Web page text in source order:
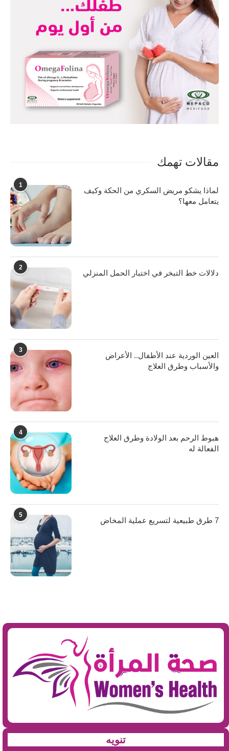
مقالات تهمك
1
لماذا يشكو مريض السكري من الحكة وكيف
يتعامل معها؟
2
دلالات خط التبخر في اختبار الحمل المنزلي
3
العين الوردية عند الأطفال.. الأعراض
والأسباب وطرق العلاج
4
هبوط الرحم بعد الولادة وطرق العلاج
الفعالة له
5
7 طرق طبيعية لتسريع عملية المخاض
تنويه